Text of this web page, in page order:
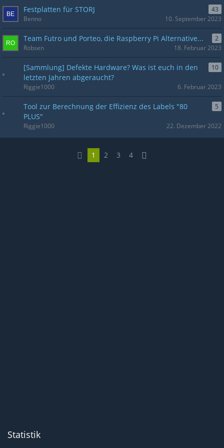
Festplatten für STORJ
43
Benno
10. September 2023
Team Futro und Porteo, die Raspberry Pi Alternative...
2
Robsen
18. Februar 2023
[Sammlung] Defekte Hardware? Was ist euch in den
letzten Jahren abgeraucht?
10
Riggie1000 6. Februar 2023
Tool zur Berechnung der Effizienz des Labels "80
PLUS"
5
Riggie1000 22. Dezember 2022
1 2 3 4
Statistik